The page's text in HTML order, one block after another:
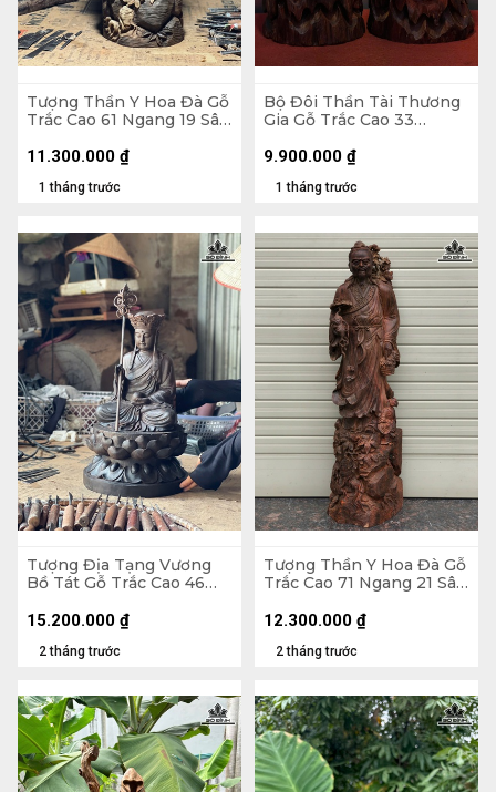
Tượng Thần Y Hoa Đà Gỗ
Trắc Cao 61 Ngang 19 Sâu
1 tháng trước
11.300.000 ₫
Bộ Đôi Thần Tài Thương
Gia Gỗ Trắc Cao 33
1 tháng trước
9.900.000 ₫
Tượng Địa Tạng Vương
Bồ Tát Gỗ Trắc Cao 46
2 tháng trước
15.200.000 ₫
Tượng Thần Y Hoa Đà Gỗ
Trắc Cao 71 Ngang 21 Sâu
2 tháng trước
12.300.000 ₫